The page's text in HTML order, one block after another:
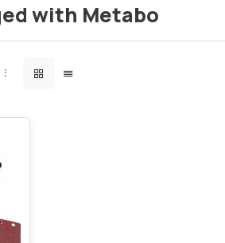
with Metabo